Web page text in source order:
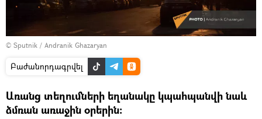
© Sputnik / Andranik Ghazaryan
Բաժանորդագրվել
Առանց տեղումների եղանակը կպահպանվի նաև
ձմռան առաջին օրերին։